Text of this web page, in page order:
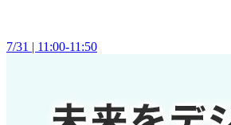
7/31 | 11:00-11:50